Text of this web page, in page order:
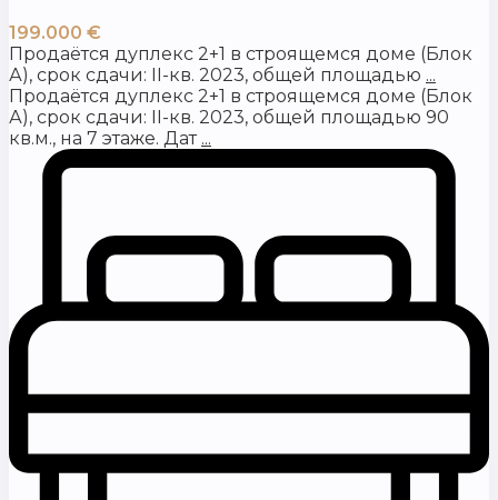
199.000 €
Продаётся дуплекс 2+1 в строящемся доме (Блок
А), срок сдачи: II-кв. 2023, общей площадью ...
Продаётся дуплекс 2+1 в строящемся доме (Блок
А), срок сдачи: II-кв. 2023, общей площадью 90
кв.м., на 7 этаже. Дат ...